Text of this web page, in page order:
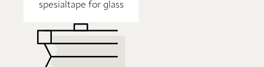
spesialtape for glass